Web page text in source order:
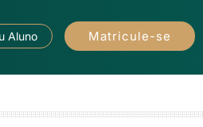
Aluno Matricule-se